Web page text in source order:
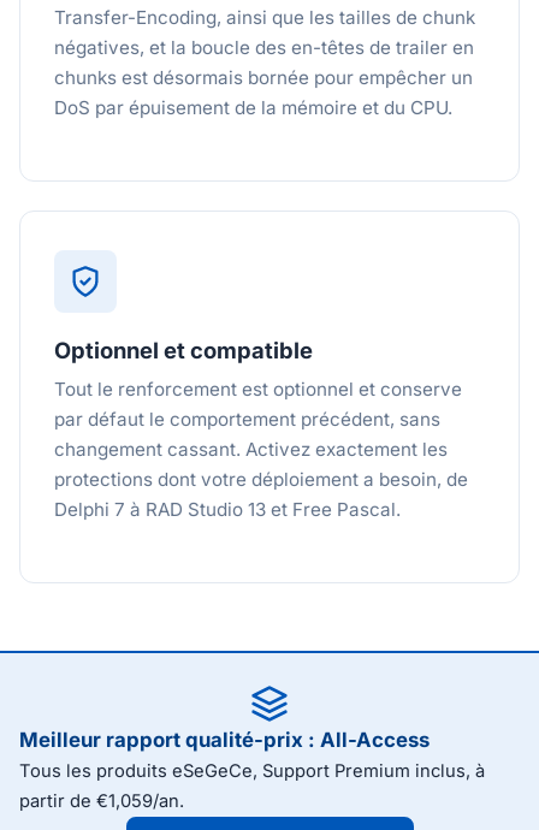
Transfer-Encoding, ainsi que les tailles de chunk
négatives, et la boucle des en-têtes de trailer en
chunks est désormais bornée pour empêcher un
DoS par épuisement de la mémoire et du CPU.
Optionnel et compatible
Tout le renforcement est optionnel et conserve
par défaut le comportement précédent, sans
changement cassant. Activez exactement les
protections dont votre déploiement a besoin, de
Delphi 7 à RAD Studio 13 et Free Pascal.
Meilleur rapport qualité-prix : All-Access
Tous les produits eSeGeCe, Support Premium inclus, à
partir de €1,059/an.